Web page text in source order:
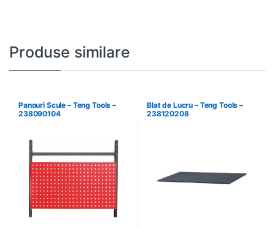
Produse similare
Panouri Scule – Teng Tools –
238090104
Blat de Lucru – Teng Tools –
238120208